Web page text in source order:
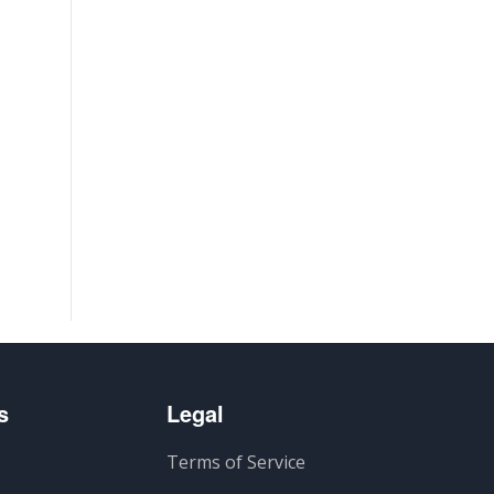
Legal
Terms of Service